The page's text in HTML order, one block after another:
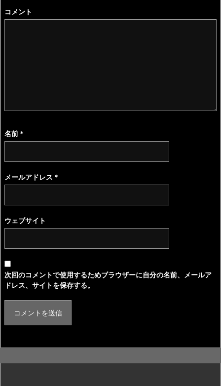
コメント
名前 *
メールアドレス *
ウェブサイト
次回のコメントで使用するためブラウザーに自分の名前、メールア
ドレス、サイトを保存する。